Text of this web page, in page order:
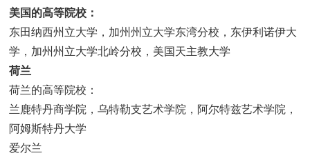
美国的高等院校：
东田纳西州立大学，加州州立大学东湾分校，东伊利诺伊大
学，加州州立大学北岭分校，美国天主教大学
荷兰
荷兰的高等院校：
兰鹿特丹商学院，乌特勒支艺术学院，阿尔特兹艺术学院，
阿姆斯特丹大学
爱尔兰